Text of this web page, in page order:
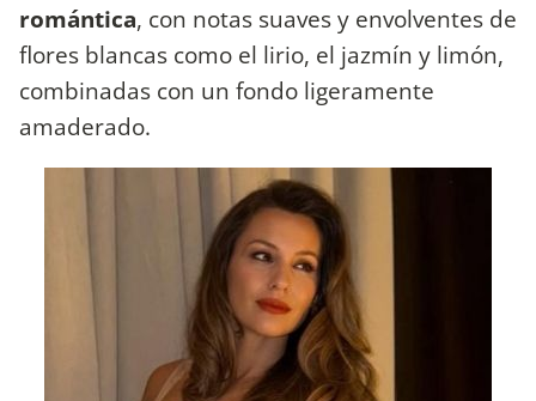
romántica, con notas suaves y envolventes de
flores blancas como el lirio, el jazmín y limón,
combinadas con un fondo ligeramente
amaderado.